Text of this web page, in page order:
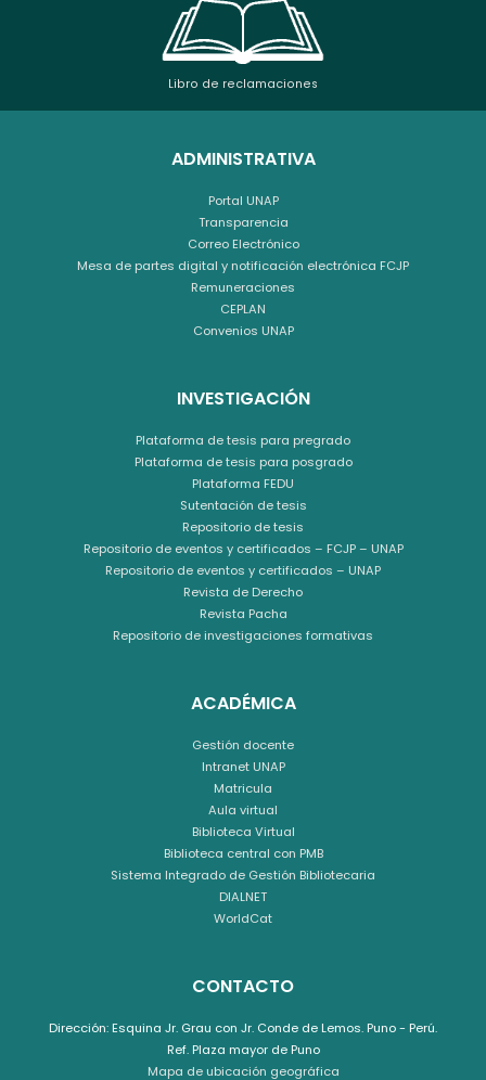
Libro de reclamaciones
ADMINISTRATIVA
Portal UNAP
Transparencia
Correo Electrónico
Mesa de partes digital y notificación electrónica FCJP
Remuneraciones
CEPLAN
Convenios UNAP
INVESTIGACIÓN
Plataforma de tesis para pregrado
Plataforma de tesis para posgrado
Plataforma FEDU
Sutentación de tesis
Repositorio de tesis
Repositorio de eventos y certificados – FCJP – UNAP
Repositorio de eventos y certificados – UNAP
Revista de Derecho
Revista Pacha
Repositorio de investigaciones formativas
ACADÉMICA
Gestión docente
Intranet UNAP
Matricula
Aula virtual
Biblioteca Virtual
Biblioteca central con PMB
Sistema Integrado de Gestión Bibliotecaria
DIALNET
WorldCat
CONTACTO
Dirección: Esquina Jr. Grau con Jr. Conde de Lemos. Puno - Perú.
Ref. Plaza mayor de Puno
Mapa de ubicación geográfica